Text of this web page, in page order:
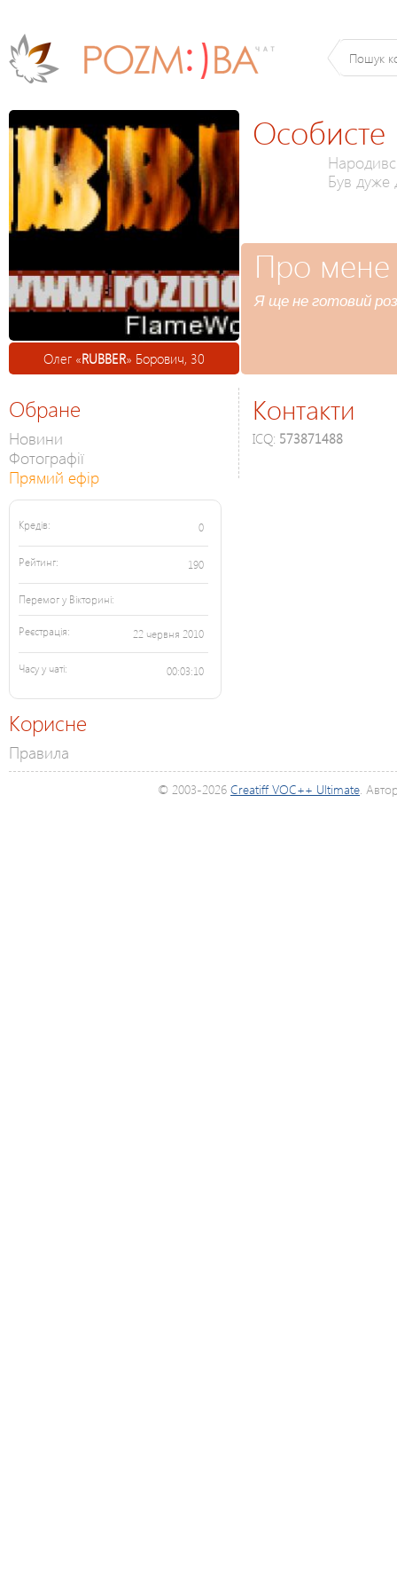
Олег «RUBBER» Борович, 30
Особисте
Був дуже
Про мене
Я ще не готовий
Обране
Новини
Фотографії
Прямий ефір
Кредів: 0
Рейтинг: 190
Перемог у Вікторині:
Реєстрація: 22 червня 2010
Часу у чаті: 00:03:10
Корисне
Правила
Контакти
ICQ: 573871488
© 2003-2026 Creatiff VOC++ Ultimate.